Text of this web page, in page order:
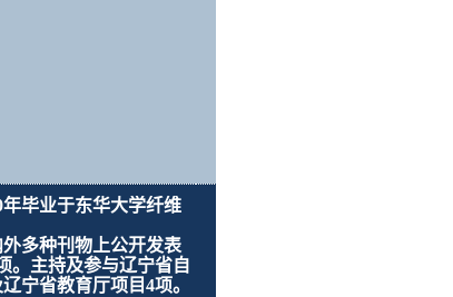
年毕业于东华大学纤维
多种刊物上公开发表
。主持及参与辽宁省自
辽宁省教育厅项目4项。